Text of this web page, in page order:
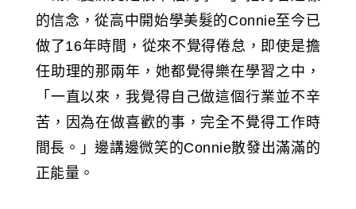
的信念，從高中開始學美髮的Connie至今已
做了16年時間，從來不覺得倦怠，即使是擔
任助理的那兩年，她都覺得樂在學習之中，
「一直以來，我覺得自己做這個行業並不辛
苦，因為在做喜歡的事，完全不覺得工作時
間長。」邊講邊微笑的Connie散發出滿滿的
正能量。